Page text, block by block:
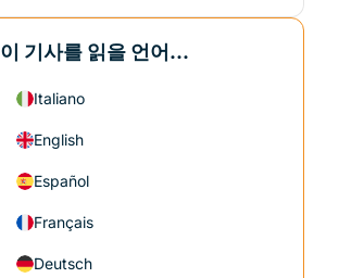
이 기사를 읽을 언어...
Italiano
English
Español
Français
Deutsch